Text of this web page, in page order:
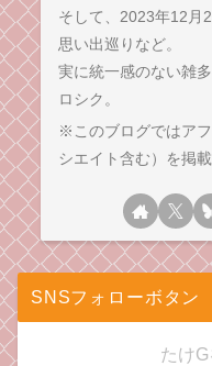
そして、2023年12月
思い出巡りなど。
実に統一感のない雑
ロシク。
※このブログではア
シエイト含む）を掲載
SNSフォローボタン
たけ